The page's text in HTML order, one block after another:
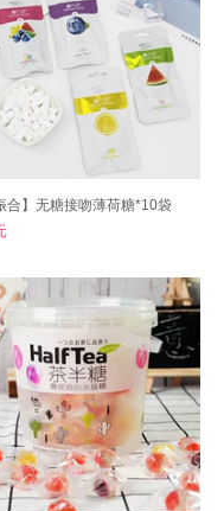
合】无糖接吻薄荷糖*10袋